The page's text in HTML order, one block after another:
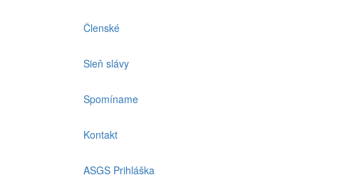
Členské
Sieň slávy
Spomíname
Kontakt
ASGS Prihláška